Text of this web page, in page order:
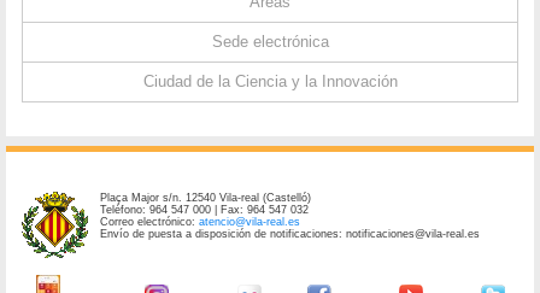
Sede electrónica
Ciudad de la Ciencia y la Innovación
Plaça Major s/n. 12540 Vila-real (Castelló)
Teléfono: 964 547 000 | Fax: 964 547 032
Correo electrónico:atencio@vila-real.es
Envío de puesta a disposición de notificaciones: notificaciones@vila-real.es